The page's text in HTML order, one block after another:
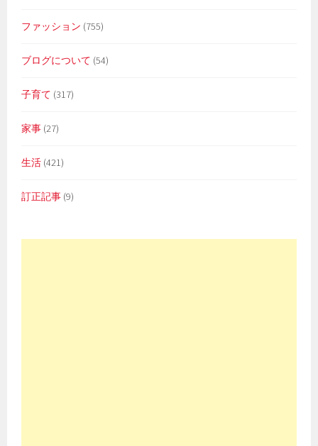
ファッション (755)
ブログについて (54)
子育て (317)
家事 (27)
生活 (421)
訂正記事 (9)